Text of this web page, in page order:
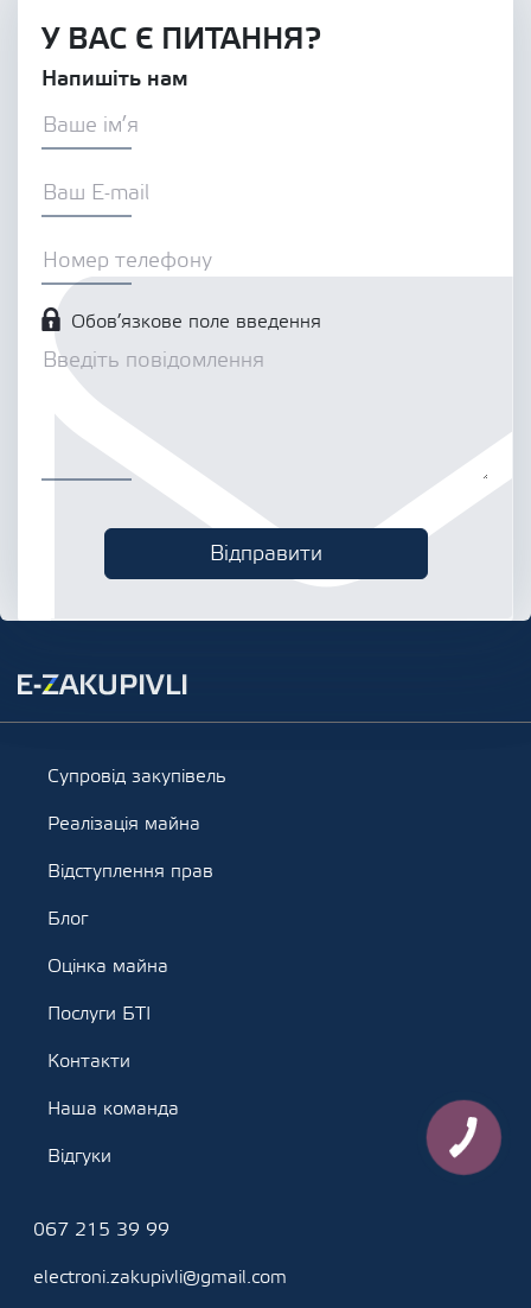
У ВАС Є ПИТАННЯ?
Напишіть нам
Обов’язкове поле введення
Супровід закупівель
Реалізація майна
Відступлення прав
Блог
Оцінка майна
Послуги БТІ
Контакти
Наша команда
Відгуки
067 215 39 99
electroni.zakupivli@gmail.com